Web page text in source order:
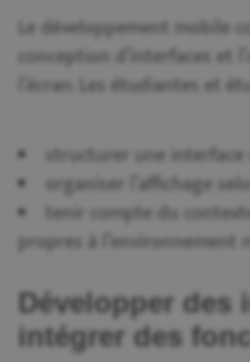
Le développement mobile
conception d’interfaces et
l’écran. Les étudiantes et
structurer une interface
organiser l’affichage
tenir compte du
propres à l’environnement
Développer des
intégrer des